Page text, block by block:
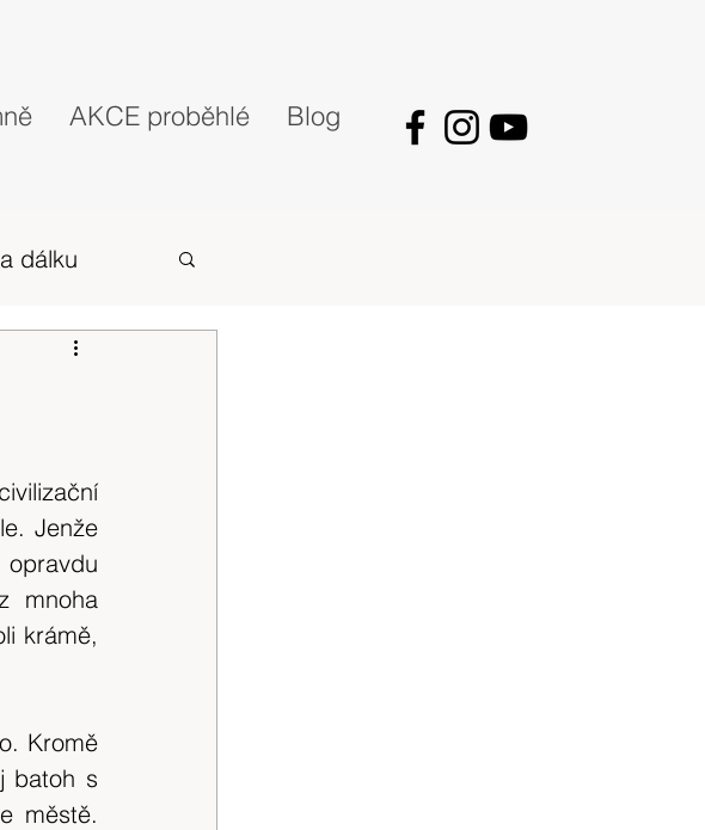
AKCE proběhlé Blog
dálku
2017
krajina
Jenže
mnoha
krámě,
Kromě
batoh s
městě.